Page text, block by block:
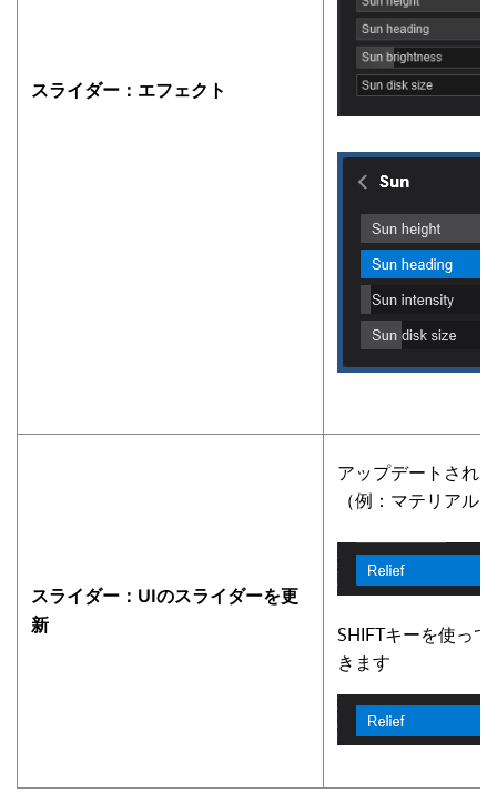
スライダー：エフェクト
スライダー：UIのスライダーを更
新
アップデートされ
（例：マテリアル
SHIFTキーを使っ
きます